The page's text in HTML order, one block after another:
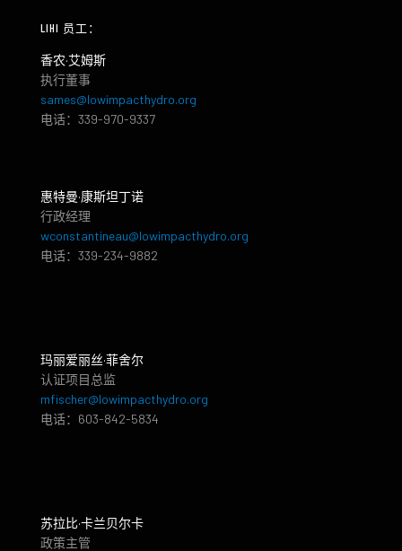
LIHI 员工：
香农·艾姆斯
执行董事
sames@lowimpacthydro.org
电话：339-970-9337
惠特曼·康斯坦丁诺
行政经理
wconstantineau@lowimpacthydro.org
电话：339-234-9882
玛丽爱丽丝·菲舍尔
认证项目总监
mfischer@lowimpacthydro.org
电话：603-842-5834
苏拉比·卡兰贝尔卡
政策主管